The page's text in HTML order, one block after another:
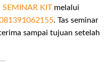
KITmelalui
. Tas seminar
sampai tujuan setelah